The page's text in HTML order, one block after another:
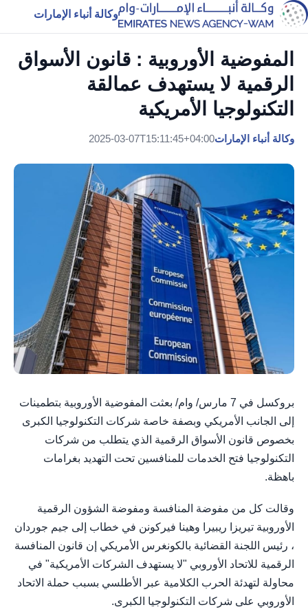
وكالة أنباء الإمارات
المفوضية الأوروبية : قانون الأسواق
الرقمية لا يستهدف عمالقة
التكنولوجيا الأمريكية
وكالة أنباء الإمارات2025-03-07T15:11:45+04:00
بروكسل في 7 مارس/ وام/ بعثت المفوضية الأوروبية بتطمينات
إلى الجانب الأمريكي وبصفة خاصة شركات التكنولوجيا الكبرى
بخصوص قانون الأسواق الرقمية الذي يتطلب من شركات
التكنولوجيا فتح الخدمات للمنافسين تحت التهديد بغرامات
باهظة.
وقالت كل من مفوضة المنافسة ومفوضة الشؤون الرقمية
الأوروبية تيريزا ريبيرا وهينا فيركونن في خطاب إلى جيم جوردان
، رئيس اللجنة القضائية بالكونغرس الأمريكي إن قانون المنافسة
الرقمية للاتحاد الأوروبي "لا يستهدف الشركات الأمريكية" في
محاولة لتهدئة الحرب الكلامية عبر الأطلسي بسبب حملة الاتحاد
الأوروبي على شركات التكنولوجيا الكبرى.